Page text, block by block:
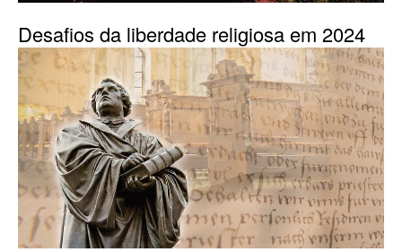
Desafios da liberdade religiosa em 2024